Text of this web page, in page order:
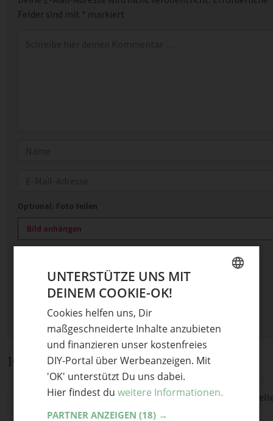
Felder sind mit * markiert
Optional: Foto teilen
Bild anhängen
Bild
10 Kommentare
Teelichter!!!! Kann man bedenkenlos auf den Tisch
soll da in einer Dose passieren?
UNTERSTÜTZE UNS MIT
DEINEM COOKIE-OK!
Cookies helfen uns, Dir
maßgeschneiderte Inhalte anzubieten
und finanzieren unser kostenfreies
DIY-Portal über Werbeanzeigen. Mit
'OK' unterstützt Du uns dabei.
Hier findest du weitere Informationen.
PARTNER ANZEIGEN (18) →